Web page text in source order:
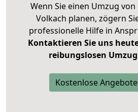
Wenn Sie einen Umzug
Volkach planen, zögern
professionelle Hilfe in
Kontaktieren Sie uns
reibungslosen Umzug
Kostenlose